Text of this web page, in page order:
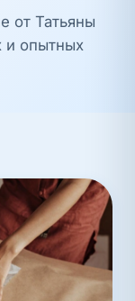
от Татьяны
опытных